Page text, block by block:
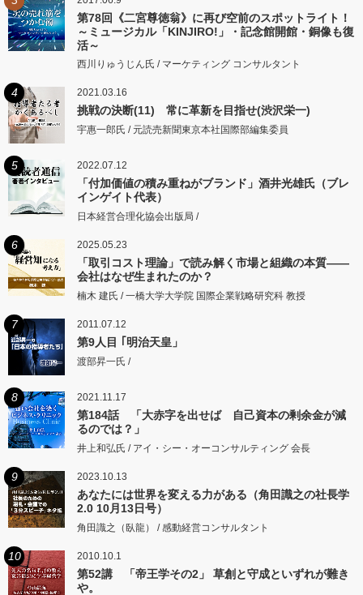
第78回《二宮尊徳翁》に再び空前のスポットライト！
～ミュージカル「KINJIRO!」・記念館開館・銅像も復
活～
西川りゅうじん氏 / マーケティング コンサルタント
4 2021.03.16
挑戦の決断(11) 常に革新を目指せ(渋沢栄一)
宇惠一郎氏 / 元読売新聞東京本社国際部編集委員
5 2022.07.12
「付加価値の積み重ねがブランド」酒井光雄氏（ブレ
インゲイト代表）
日本経営合理化協会出版局 /
6 2025.05.23
「取引コスト理論」で読み解く市場と組織の本質――
会社はなぜ生まれたのか？
楠木 建氏 / 一橋大学大学院 国際企業戦略研究科 教授
7 2011.07.12
第9人目 ｢明治天皇」
渡部昇一氏 /
8 2021.11.17
第184話 「大赤字を出せば 自己資本の剰余金が減
るのでは？」
井上和弘氏 / アイ・シー・オーコンサルティング 会長
9 2023.10.13
あなたには世界を変える力がある（角田識之の社長学
2.0 10月13日号）
角田識之（臥龍） / 感動経営コンサルタント
10 2010.10.1
第52講 「帝王学その2」 草創と守成といずれが難き
や。